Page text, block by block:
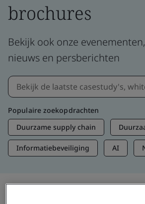
brochures
Bekijk ook onze
nieuws en persberichten
Populaire zoekopdrachten
Duurzame supply chain
Informatiebeveiliging AI